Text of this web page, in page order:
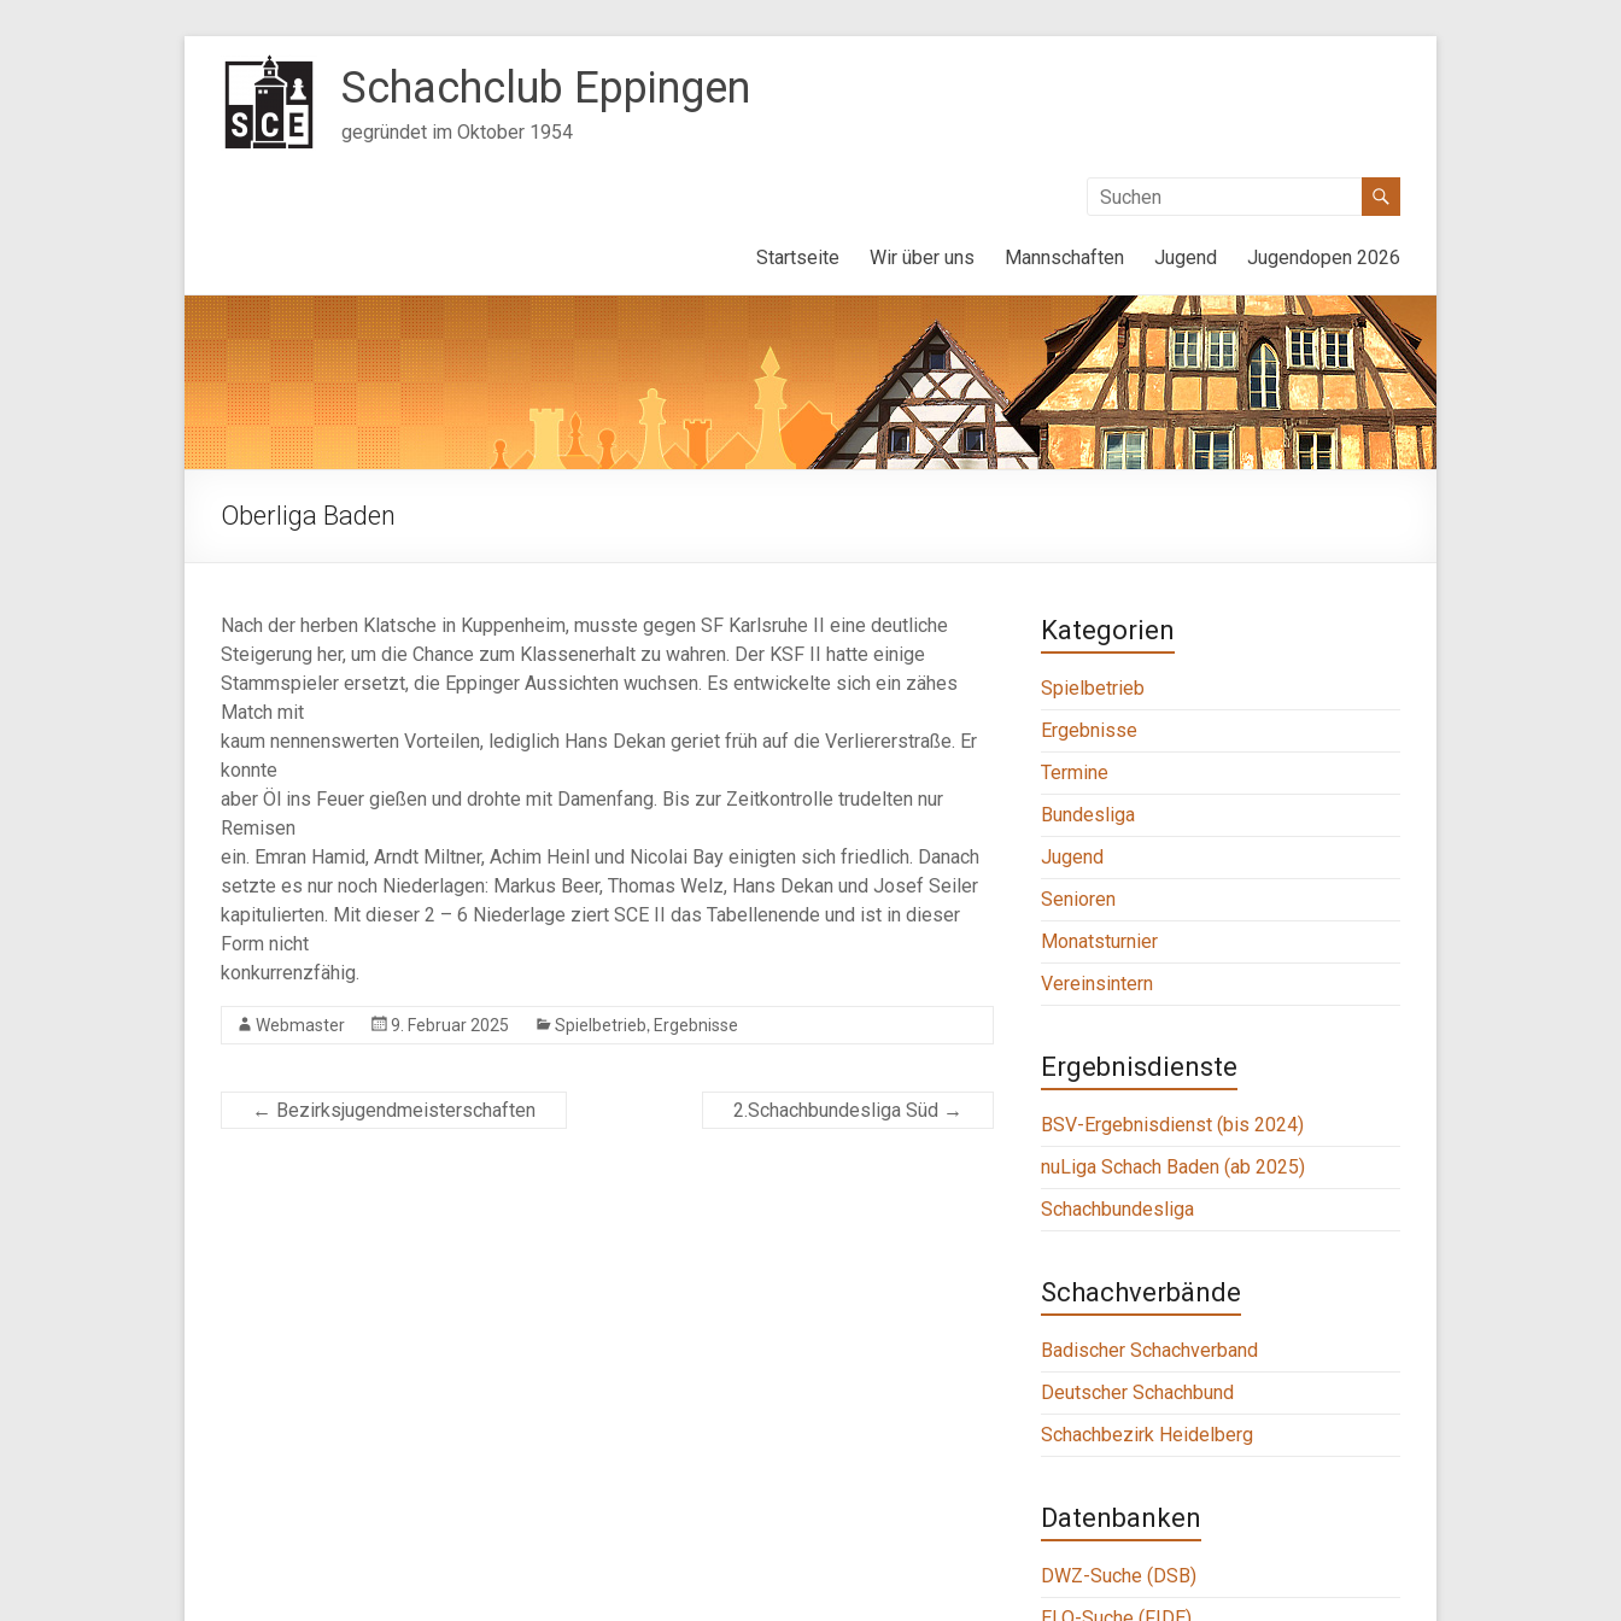
Inhalt
springen
Schachclub Eppingen
gegründet im Oktober 1954
Startseite Wir über uns Mannschaften Jugend Jugendopen 2026
Oberliga Baden
Nach der herben Klatsche in Kuppenheim, musste gegen SF Karlsruhe II eine deutliche
Steigerung her, um die Chance zum Klassenerhalt zu wahren. Der KSF II hatte einige
Stammspieler ersetzt, die Eppinger Aussichten wuchsen. Es entwickelte sich ein zähes
Match mit
kaum nennenswerten Vorteilen, lediglich Hans Dekan geriet früh auf die Verliererstraße. Er
konnte
aber Öl ins Feuer gießen und drohte mit Damenfang. Bis zur Zeitkontrolle trudelten nur
Remisen
ein. Emran Hamid, Arndt Miltner, Achim Heinl und Nicolai Bay einigten sich friedlich. Danach
setzte es nur noch Niederlagen: Markus Beer, Thomas Welz, Hans Dekan und Josef Seiler
kapitulierten. Mit dieser 2 – 6 Niederlage ziert SCE II das Tabellenende und ist in dieser
Form nicht
konkurrenzfähig.
Webmaster 9. Februar 2025 Spielbetrieb, Ergebnisse
← Bezirksjugendmeisterschaften 2.Schachbundesliga Süd →
Kategorien
Spielbetrieb
Ergebnisse
Termine
Bundesliga
Jugend
Senioren
Monatsturnier
Vereinsintern
Ergebnisdienste
BSV-Ergebnisdienst (bis 2024)
nuLiga Schach Baden (ab 2025)
Schachbundesliga
Schachverbände
Badischer Schachverband
Deutscher Schachbund
Schachbezirk Heidelberg
Datenbanken
DWZ-Suche (DSB)